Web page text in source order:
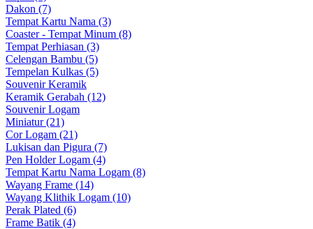
Dakon (7)
Tempat Kartu Nama (3)
Coaster - Tempat Minum (8)
Tempat Perhiasan (3)
Celengan Bambu (5)
Tempelan Kulkas (5)
Souvenir Keramik
Keramik Gerabah (12)
Souvenir Logam
Miniatur (21)
Cor Logam (21)
Lukisan dan Pigura (7)
Pen Holder Logam (4)
Tempat Kartu Nama Logam (8)
Wayang Frame (14)
Wayang Klithik Logam (10)
Perak Plated (6)
Frame Batik (4)